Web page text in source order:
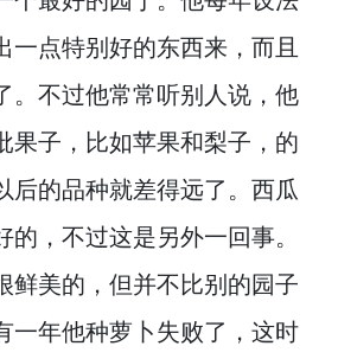
一点特别好的东西来， 而且
不过他常常听别人说， 他
果子， 比如苹果和梨子， 的
的品种就差得远了。 西瓜
的， 不过这是另外一回事。
鲜美的， 但并不比别的园子
一年他种萝卜失败了， 这时